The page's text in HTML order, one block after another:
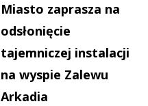
Miasto zaprasza na
odsłonięcie
tajemniczej instalacji
na wyspie Zalewu
Arkadia